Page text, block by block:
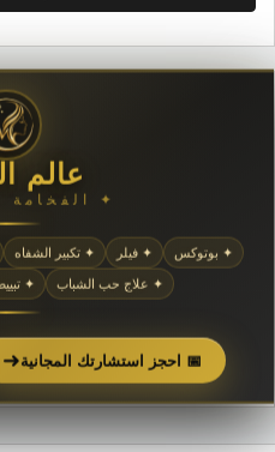
عالم
✦ الفخامة
✦ بوتوكس ✦ فيلر ✦ تكبير الشفاه
✦ علاج حب الشباب
✦
📅 احجز استشارتك المجانية➜